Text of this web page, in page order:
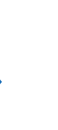
Leggi la news